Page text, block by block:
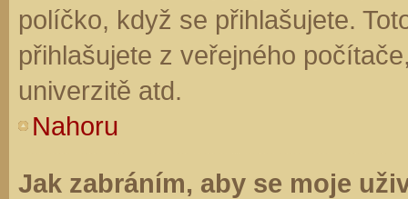
políčko, když se přihlašujete.
přihlašujete z veřejného
univerzitě atd.
Nahoru
Jak zabráním, aby se moje